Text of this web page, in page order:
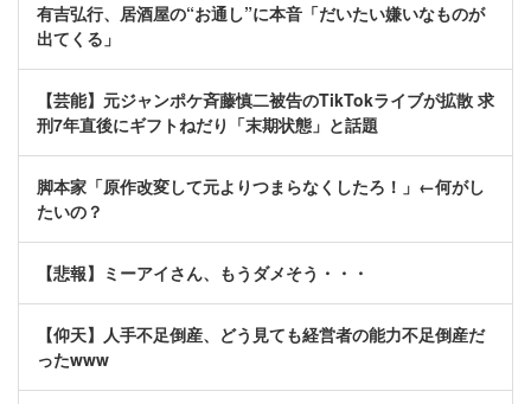
有吉弘行、居酒屋の“お通し”に本音「だいたい嫌いなものが
出てくる」
【芸能】元ジャンポケ斉藤慎二被告のTikTokライブが拡散 求
刑7年直後にギフトねだり「末期状態」と話題
脚本家「原作改変して元よりつまらなくしたろ！」←何がし
たいの？
【悲報】ミーアイさん、もうダメそう・・・
【仰天】人手不足倒産、どう見ても経営者の能力不足倒産だ
ったwww